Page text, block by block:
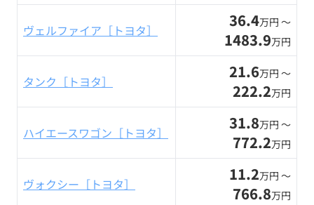
ヴェルファイア［トヨタ］ 36.4万円 〜
1483.9万円
タンク［トヨタ］ 21.6万円 〜
222.2万円
ハイエースワゴン［トヨタ］ 31.8万円 〜
772.2万円
ヴォクシー［トヨタ］ 11.2万円 〜
766.8万円